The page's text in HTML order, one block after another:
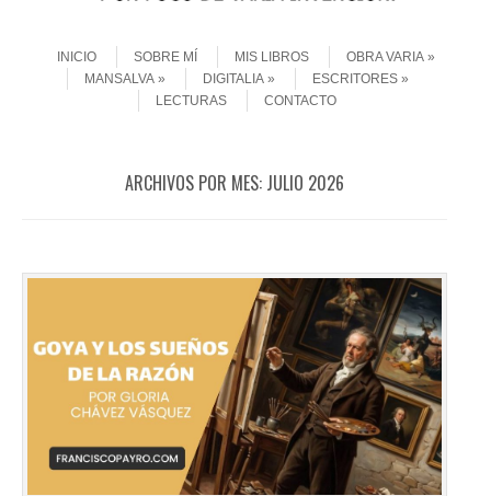
MenuINICIO
SOBRE MÍ MIS LIBROS
OBRA VARIA
MANSALVA
DIGITALIA
ESCRITORES
LECTURAS
CONTACTO
ARCHIVOS POR MES: JULIO 2026